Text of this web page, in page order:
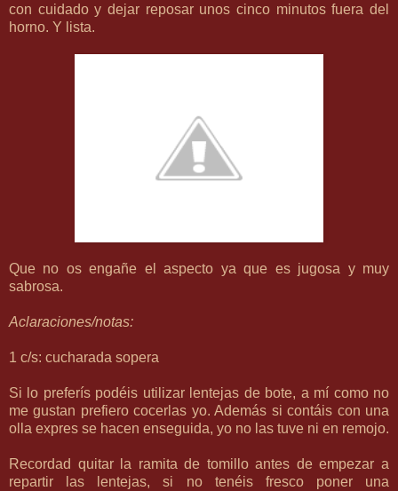
con cuidado y dejar reposar unos cinco minutos fuera del
horno. Y lista.
Que no os engañe el aspecto ya que es jugosa y muy
sabrosa.
Aclaraciones/notas:
1 c/s: cucharada sopera
Si lo preferís podéis utilizar lentejas de bote, a mí como no
me gustan prefiero cocerlas yo. Además si contáis con una
olla expres se hacen enseguida, yo no las tuve ni en remojo.
Recordad quitar la ramita de tomillo antes de empezar a
repartir las lentejas, si no tenéis fresco poner una